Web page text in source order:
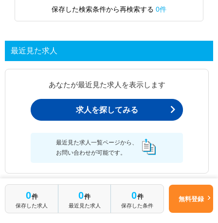
保存した検索条件から再検索する 0件
最近見た求人
あなたが最近見た求人を表示します
求人を探してみる
最近見た求人一覧ページから、
お問い合わせが可能です。
最近見た求人一覧
0件
保存した求人
0件
最近見た求人
0件
保存した条件
無料登録